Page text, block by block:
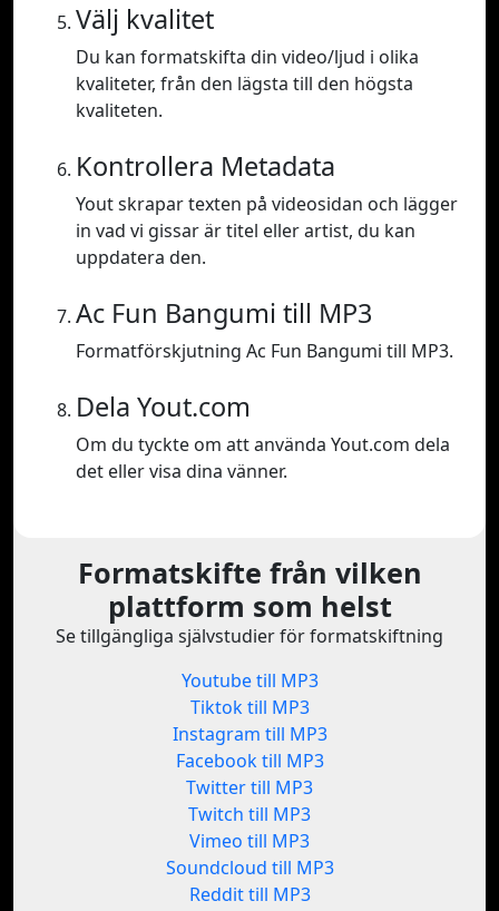
Välj kvalitet
Du kan formatskifta din video/ljud i olika
kvaliteter, från den lägsta till den högsta
kvaliteten.
Kontrollera Metadata
Yout skrapar texten på videosidan och lägger
in vad vi gissar är titel eller artist, du kan
uppdatera den.
Ac Fun Bangumi till MP3
Formatförskjutning Ac Fun Bangumi till MP3.
Dela Yout.com
Om du tyckte om att använda Yout.com dela
det eller visa dina vänner.
Formatskifte från vilken
plattform som helst
Se tillgängliga självstudier för formatskiftning
Youtube till MP3
Tiktok till MP3
Instagram till MP3
Facebook till MP3
Twitter till MP3
Twitch till MP3
Vimeo till MP3
Soundcloud till MP3
Reddit till MP3